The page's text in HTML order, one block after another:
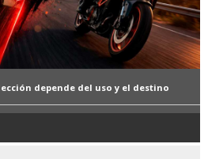
depende del uso y el destino